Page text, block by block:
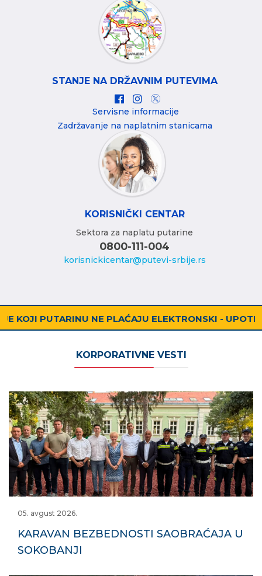
STANJE NA DRŽAVNIM PUTEVIMA
Servisne informacije
Zadržavanje na naplatnim stanicama
KORISNIČKI CENTAR
Sektora za naplatu putarine
0800-111-004
korisnickicentar@putevi-srbije.rs
ELEKTRONSKI - UPOTREBOM TAG UREĐAJA
KORPORATIVNE VESTI
05. avgust 2026.
KARAVAN BEZBEDNOSTI SAOBRAĆAJA U
SOKOBANJI